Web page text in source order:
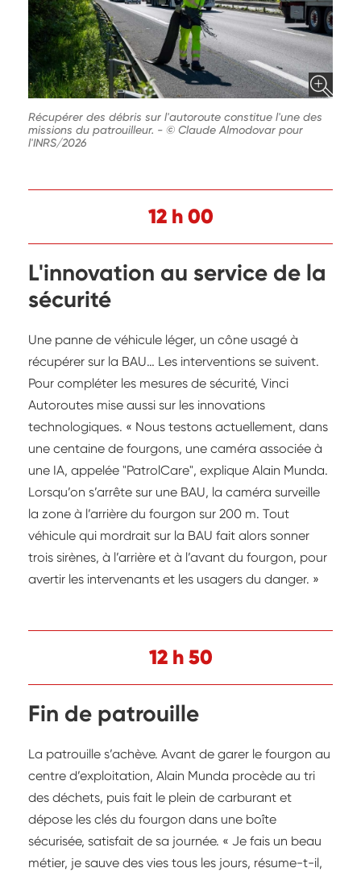
Récupérer des débris sur l'autoroute constitue l'une des
missions du patrouilleur. - © Claude Almodovar pour
l'INRS/2026
12 h 00
L'innovation au service de la
sécurité
Une panne de véhicule léger, un cône usagé à
récupérer sur la BAU… Les interventions se suivent.
Pour compléter les mesures de sécurité, Vinci
Autoroutes mise aussi sur les innovations
technologiques. « Nous testons actuellement, dans
une centaine de fourgons, une caméra associée à
une IA, appelée "PatrolCare", explique Alain Munda.
Lorsqu’on s’arrête sur une BAU, la caméra surveille
la zone à l’arrière du fourgon sur 200 m. Tout
véhicule qui mordrait sur la BAU fait alors sonner
trois sirènes, à l’arrière et à l’avant du fourgon, pour
avertir les intervenants et les usagers du danger. »
12 h 50
Fin de patrouille
La patrouille s’achève. Avant de garer le fourgon au
centre d’exploitation, Alain Munda procède au tri
des déchets, puis fait le plein de carburant et
dépose les clés du fourgon dans une boîte
sécurisée, satisfait de sa journée. « Je fais un beau
métier, je sauve des vies tous les jours, résume-t-il,